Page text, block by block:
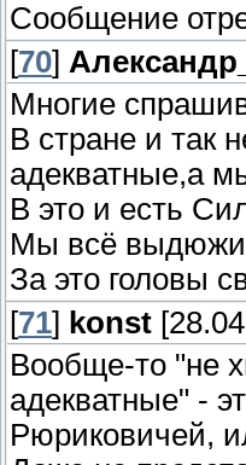
Сообщение
[70]
Многие
В стране и так
адекватные,а
В это и есть
Мы всё
За это головы
[71] konst
Вообще-то "не
адекватные" -
Рюриковичей,